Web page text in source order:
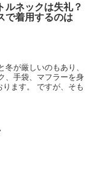
ルネックは失礼？
で着用するのは
が厳しいのもあり、
、手袋、マフラーを身
ます。 ですが、そも